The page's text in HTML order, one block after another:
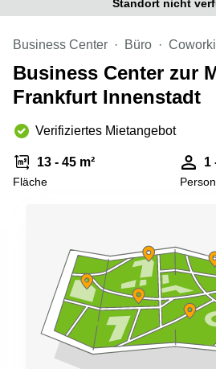
Berlin
Mitte
Büro
mieten
Tagungsraum
Büro
Nürnberg
Meetingraum
Berlin
Coworking
Str. 720-
726 Köln
62 Köln
Erna-
Scheffler-
Str. 1A
Ludwig-
Erhard-
Straße 18
Hamburg
Standort nicht
Business Center Büro
Business Center zur
Frankfurt Innenstadt
Verifiziertes Mietangebot
13 - 45 m²
Fläche
1